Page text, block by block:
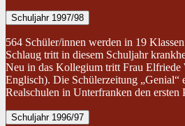
Schuljahr 1997/98
564 Schüler/innen werden in 19
Schlaug tritt in diesem Schuljahr
Neu in das Kollegium tritt Frau Elfriede
Englisch). Die Schülerzeitung „Genial“
Realschulen in Unterfranken den ersten
Schuljahr 1996/97